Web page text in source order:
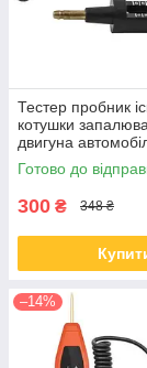
Тестер пробник
котушки
двигуна
Готово до
300 ₴ 348 ₴
–14%